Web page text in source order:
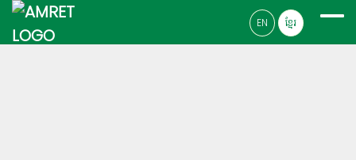
EN ខ្មែរ